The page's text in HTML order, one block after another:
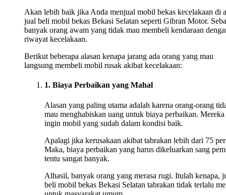
Akan lebih baik jika Anda menjual mobil bekas kecelakaan di
jual beli mobil bekas Bekasi Selatan seperti Gibran Motor.
banyak orang awam yang tidak mau membeli kendaraan
riwayat kecelakaan.
Berikut beberapa alasan kenapa jarang ada orang yang mau
langsung membeli mobil rusak akibat kecelakaan:
1. Biaya Perbaikan yang Mahal
Alasan yang paling utama adalah karena orang-orang
mau menghabiskan uang untuk biaya perbaikan. Mereka
ingin mobil yang sudah dalam kondisi baik.
Apalagi jika kerusakaan akibat tabrakan lebih dari 75
Maka, biaya perbaikan yang harus dikeluarkan sang
tentu sangat banyak.
Alhasil, banyak orang yang merasa rugi. Itulah kenapa,
beli mobil bekas Bekasi Selatan tabrakan tidak terlalu